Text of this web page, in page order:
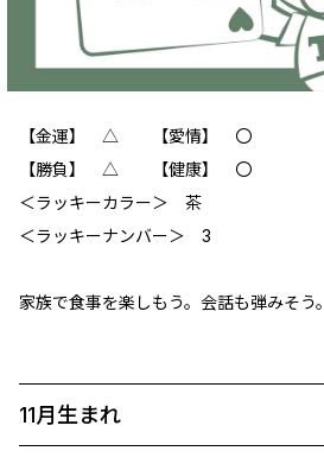
【金運】 △ 【愛情】 〇
【勝負】 △ 【健康】 〇
＜ラッキーカラー＞ 茶
＜ラッキーナンバー＞ 3
家族で食事を楽しもう。会話も弾みそう。
11月生まれ